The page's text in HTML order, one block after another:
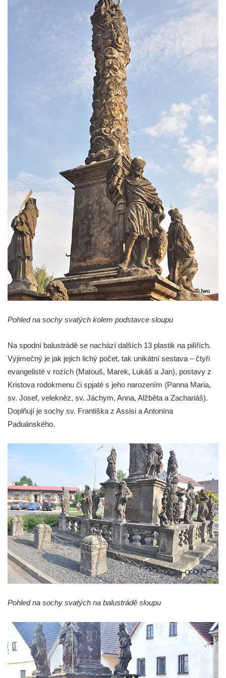
Sloup Panny Marie v Bochově
Sloup Panny Marie ve Stráži pod Ralskem
Sloup Panny Marie v Doksech
Sloup se sochami sv. Jana Nepomuckého,
sv. Karla Boromejského a sv. Alžběty
Sloup se sochami sv. Jana Nepomuckého,
sv. Vojtěcha a sv. Václava v Mostě
Sloup Nejsvětější Trojice v Dubé
Sloup Nejsvětější Trojice v Dubé-Novém
Sloup svatého Floriána na nádvoří hradu
Sloup Panny Marie Bolestné v Brtníkách
Socha sv. Václava u kostela Nanebevzetí
Panny Marie v Žatci
Socha svaté Afry u kostela Nanebevzetí
Panny Marie v Žatci
Socha sv. Maří Magdaleny u kostela
Nanebevzetí Panny Marie v Žatci
Panny Marie v Žatci
Nanebevzetí Panny Marie v Žatci
Socha sv. Pavla u kostela Nanebevzetí
Panny Marie v Žatci
Socha sv. Norberta u kostela Nanebevzetí
Socha Panny Marie u kostela Nanebevzetí
Socha sv. Judy Tadeáše u kostela
Nanebevzetí Panny Marie v Žatci
Socha svatého Františka z Assisi u kostela
Nanebevzetí Panny Marie v Žatci
Sloupová Boží muka s reliéfy ve Skalici u
České Lípy
Sloup s kaplicí (boží muka) v Rooseveltově
ulici v Českém Krumlově
Sloup s kaplicí (boží muka) v Horní ulici v
Českém Krumlově
Sloup se sochou Anny Samotřetí v Mostě
Sloup Panny Marie v Černovicích u
Chomutova
Sloup se sochou Krista v České Lípě
Sloup Nejsvětější trojice náměstí Tomáše
Pohled na sochy svatých kolem podstavce sloupu
Na spodní balustrádě se nachází dalších 13 plastik na pilířích.
Výjimečný je jak jejich lichý počet, tak unikátní sestava – čtyři
evangelisté v rozích (Matouš, Marek, Lukáš a Jan), postavy z
Kristova rodokmenu či spjaté s jeho narozením (Panna Maria,
sv. Josef, velekněz, sv. Jáchym, Anna, Alžběta a Zachariáš).
Doplňují je sochy sv. Františka z Assisi a Antonína
Paduánského.
Pohled na sochy svatých na balustrádě sloupu